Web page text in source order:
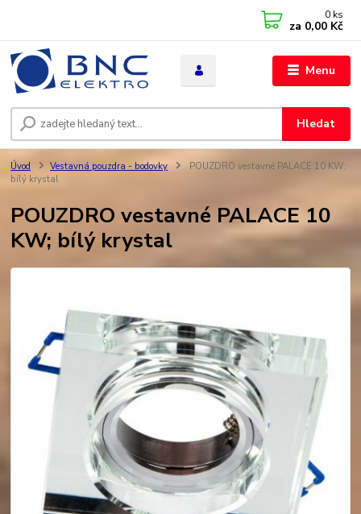
Menu
Hledat
0 ks
za 0,00 Kč
Úvod Vestavná pouzdra - bodovky
POUZDRO vestavné PALACE 10 KW;
bílý krystal
POUZDRO vestavné PALACE 10
KW; bílý krystal